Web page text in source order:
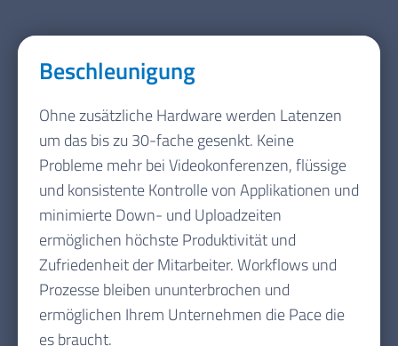
Beschleunigung
Ohne zusätzliche Hardware werden Latenzen
um das bis zu 30-fache gesenkt. Keine
Probleme mehr bei Videokonferenzen, flüssige
und konsistente Kontrolle von Applikationen und
minimierte Down- und Uploadzeiten
ermöglichen höchste Produktivität und
Zufriedenheit der Mitarbeiter. Workflows und
Prozesse bleiben ununterbrochen und
ermöglichen Ihrem Unternehmen die Pace die
es braucht.